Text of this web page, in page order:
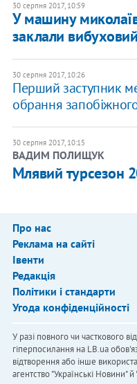
30 серпня 2017, 10:59
У машину
заклали
30 серпня 2017, 10:26
Перший заступник
обрання
30 серпня 2017, 10:15
ВАДИМ ПОЛИЩУК
Млявий турсезон
Про нас
Реклама на сайті
Івенти
Редакція
Політики і стандарти
Угода конфіденційності
У разі повного чи часткового
гіперпосилання на LB.ua
відтворення або інше
агентство "Українськi Новини"